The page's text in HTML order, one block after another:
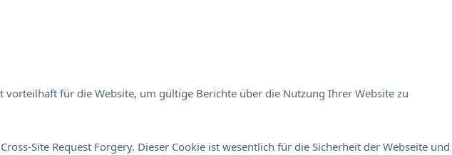
für die Website, um gültige Berichte über die Nutzung Ihrer Website zu
Site Request Forgery. Dieser Cookie ist wesentlich für die Sicherheit der Webseite und